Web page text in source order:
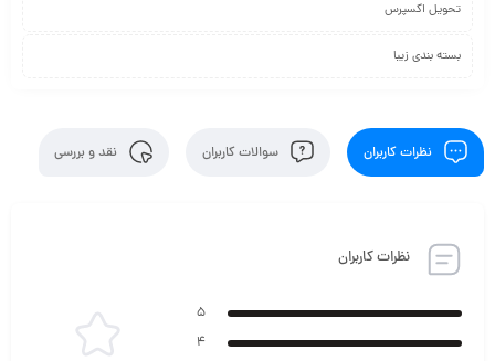
تحویل اکسپرس
بسته بندی زیبا
نظرات کاربران سوالات کاربران نقد و بررسی
نظرات کاربران
5
4